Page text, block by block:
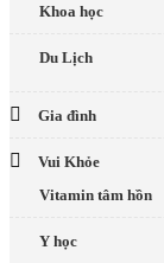
Khoa học
Du Lịch
Gia đình
Vui Khỏe
Vitamin tâm hồn
Y học